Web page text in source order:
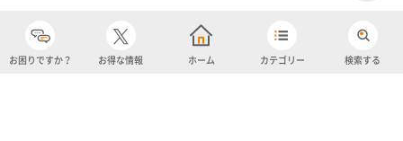
お困りですか？ お得な情報 ホーム カテゴリー 検索する